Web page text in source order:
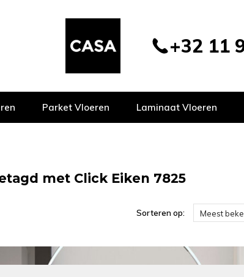
+32 11
Parket Vloeren Laminaat Vloeren
met Click Eiken 7825
Sorteren op: Meest